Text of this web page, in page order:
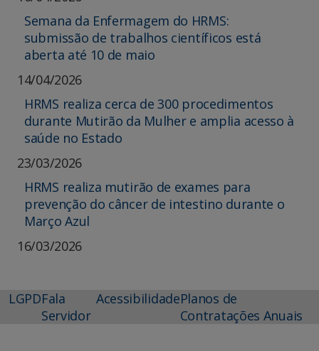
Semana da Enfermagem do HRMS:
submissão de trabalhos científicos está
aberta até 10 de maio
14/04/2026
HRMS realiza cerca de 300 procedimentos
durante Mutirão da Mulher e amplia acesso à
saúde no Estado
23/03/2026
HRMS realiza mutirão de exames para
prevenção do câncer de intestino durante o
Março Azul
16/03/2026
LGPDFala
Servidor
AcessibilidadePlanos de
Contratações Anuais